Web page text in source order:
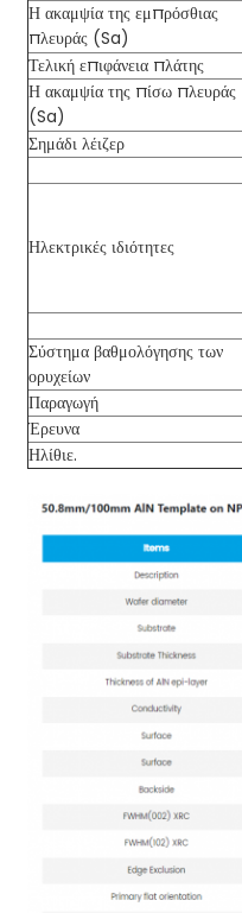
Η ακαμψία της εμπρόσθιας
πλευράς (Sa)
Τελική επιφάνεια πλάτης
Η ακαμψία της πίσω πλευράς
(Sa)
Σημάδι λέιζερ
Ηλεκτρικές ιδιότητες
Σύστημα βαθμολόγησης των
ορυχείων
Παραγωγή
Έρευνα
Ηλίθιε.